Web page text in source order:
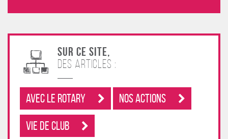
Sur ce site,
des articles :
Avec le rotary Nos Actions
Vie de club